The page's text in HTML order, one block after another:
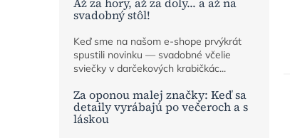
svadobný stôl!
Keď sme na našom e-shope prvýkrát
spustili novinku — svadobné včelie
sviečky v darčekových krabičkác...
Za oponou malej značky: Keď sa
detaily vyrábajú po večeroch a s
láskou